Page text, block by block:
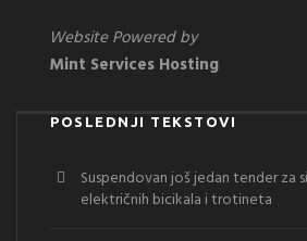
Website Powered by
Mint Services Hosting
POSLEDNJI TEKSTOVI
Suspendovan još jedan tender za
električnih bicikala i trotineta